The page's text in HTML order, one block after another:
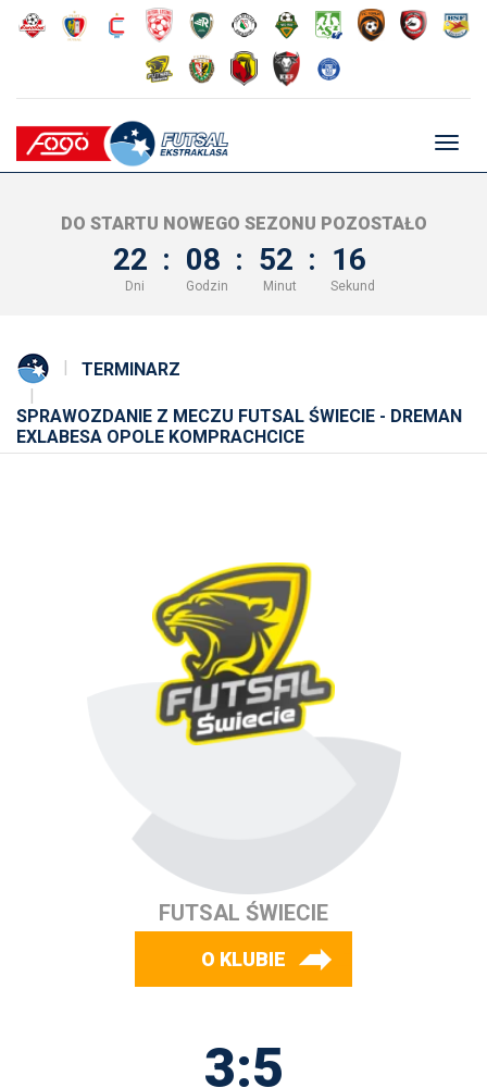
DO STARTU NOWEGO SEZONU POZOSTAŁO
22 : 08 : 52 : 16
Dni Godzin Minut Sekund
TERMINARZ
SPRAWOZDANIE Z MECZU FUTSAL ŚWIECIE - DREMAN
EXLABESA OPOLE KOMPRACHCICE
FUTSAL ŚWIECIE
O KLUBIE
3:5